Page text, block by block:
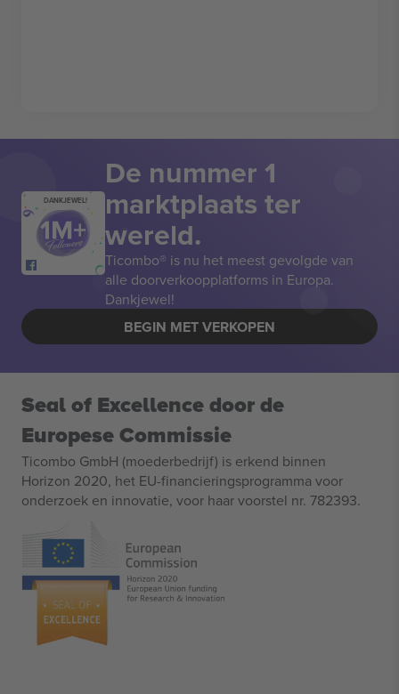
DANKJEWEL!
De nummer 1
marktplaats ter
wereld.
Ticombo® is nu het meest gevolgde van
alle doorverkoopplatforms in Europa.
Dankjewel!
BEGIN MET VERKOPEN
Seal of Excellence door de
Europese Commissie
Ticombo GmbH (moederbedrijf) is erkend binnen
Horizon 2020, het EU-financieringsprogramma voor
onderzoek en innovatie, voor haar voorstel nr. 782393.